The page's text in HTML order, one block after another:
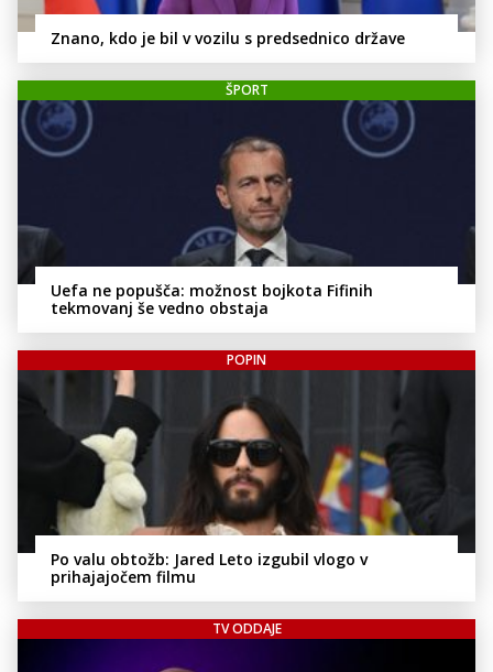
Znano, kdo je bil v vozilu s predsednico države
ŠPORT
Uefa ne popušča: možnost bojkota Fifinih
tekmovanj še vedno obstaja
POPIN
Po valu obtožb: Jared Leto izgubil vlogo v
prihajajočem filmu
TV ODDAJE